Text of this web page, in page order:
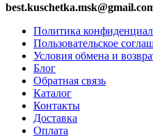
Политика
Пользовательское
Условия обмена и
Блог
Обратная связь
Каталог
Контакты
Доставка
Оплата